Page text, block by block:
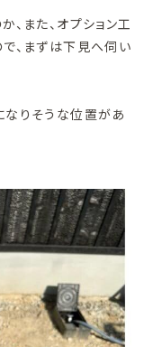
また、オプション工
、まずは下見へ伺い
りそうな位置があ